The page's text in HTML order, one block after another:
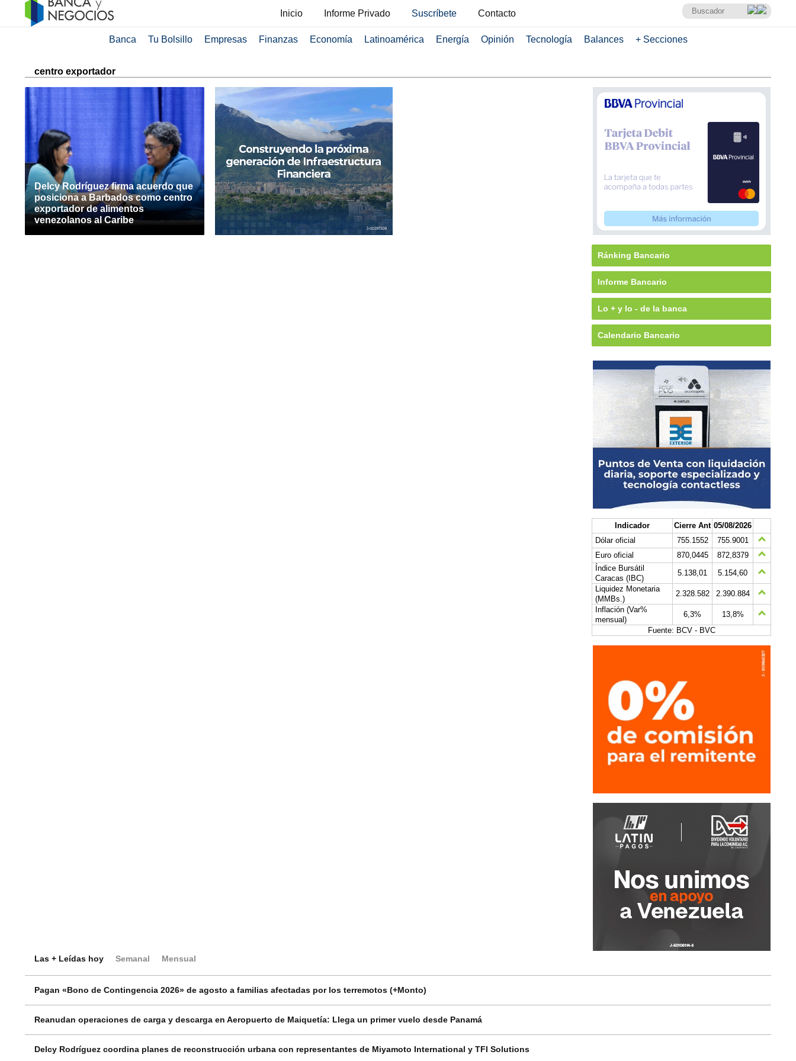
Inicio Informe Privado Suscríbete Contacto
Banca Tu Bolsillo Empresas Finanzas Economía Latinoamérica Energía Opinión Tecnología Balances + Secciones
centro exportador
Delcy Rodríguez firma acuerdo que
posiciona a Barbados como centro
exportador de alimentos
venezolanos al Caribe
Ránking Bancario
Informe Bancario
Lo + y lo - de la banca
Calendario Bancario
Indicador Cierre Ant 05/08/2026
Dólar oficial
755.1552
755.9001
Euro oficial
870,0445
872,8379
Índice Bursátil
Caracas (IBC)
5.138,01
5.154,60
Liquidez Monetaria
(MMBs.)
2.328.582
2.390.884
Inflación (Var%
mensual)
6,3%
13,8%
Fuente: BCV - BVC
Las + Leídas hoy Semanal Mensual
Pagan «Bono de Contingencia 2026» de agosto a familias afectadas por los terremotos (+Monto)
Reanudan operaciones de carga y descarga en Aeropuerto de Maiquetía: Llega un primer vuelo desde Panamá
Delcy Rodríguez coordina planes de reconstrucción urbana con representantes de Miyamoto International y TFI Solutions